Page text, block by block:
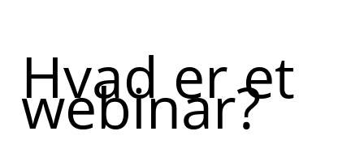
Hvad er et
webinar?